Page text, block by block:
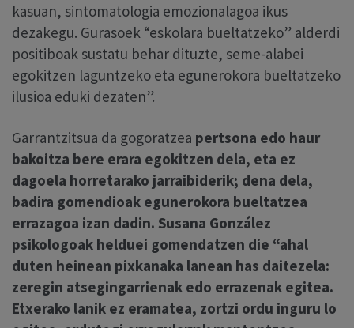
kasuan, sintomatologia emozionalagoa ikus
dezakegu. Gurasoek “eskolara bueltatzeko” alderdi
positiboak sustatu behar dituzte, seme-alabei
egokitzen laguntzeko eta egunerokora bueltatzeko
ilusioa eduki dezaten”.
Garrantzitsua da gogoratzea pertsona edo haur
bakoitza bere erara egokitzen dela, eta ez
dagoela horretarako jarraibiderik; dena dela,
badira gomendioak egunerokora bueltatzea
errazagoa izan dadin. Susana González
psikologoak helduei gomendatzen die “ahal
duten heinean pixkanaka lanean has daitezela:
zeregin atsegingarrienak edo errazenak egitea.
Etxerako lanik ez eramatea, zortzi ordu inguru lo